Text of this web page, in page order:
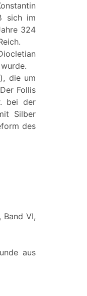
sich im
324
die um
Follis
bei der
Silber
des
VI,
aus